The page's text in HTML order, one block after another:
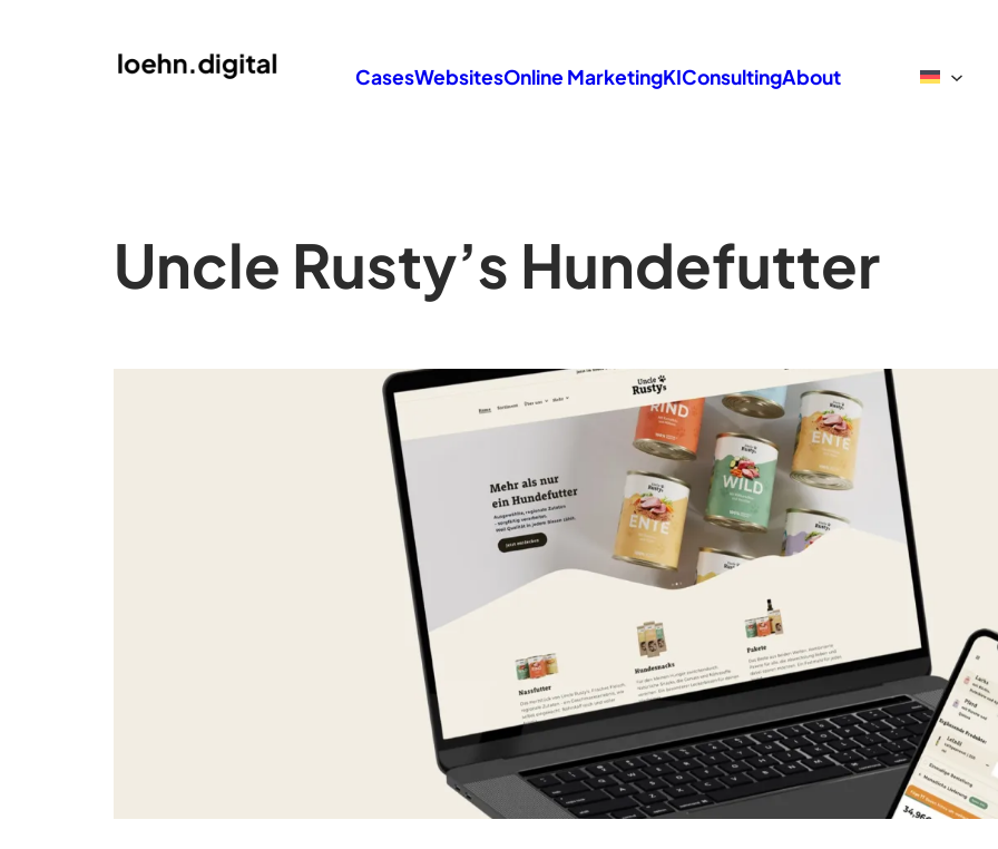
CasesWebsitesOnline MarketingKIConsultingAbout
Uncle Rusty’s Hundefutter